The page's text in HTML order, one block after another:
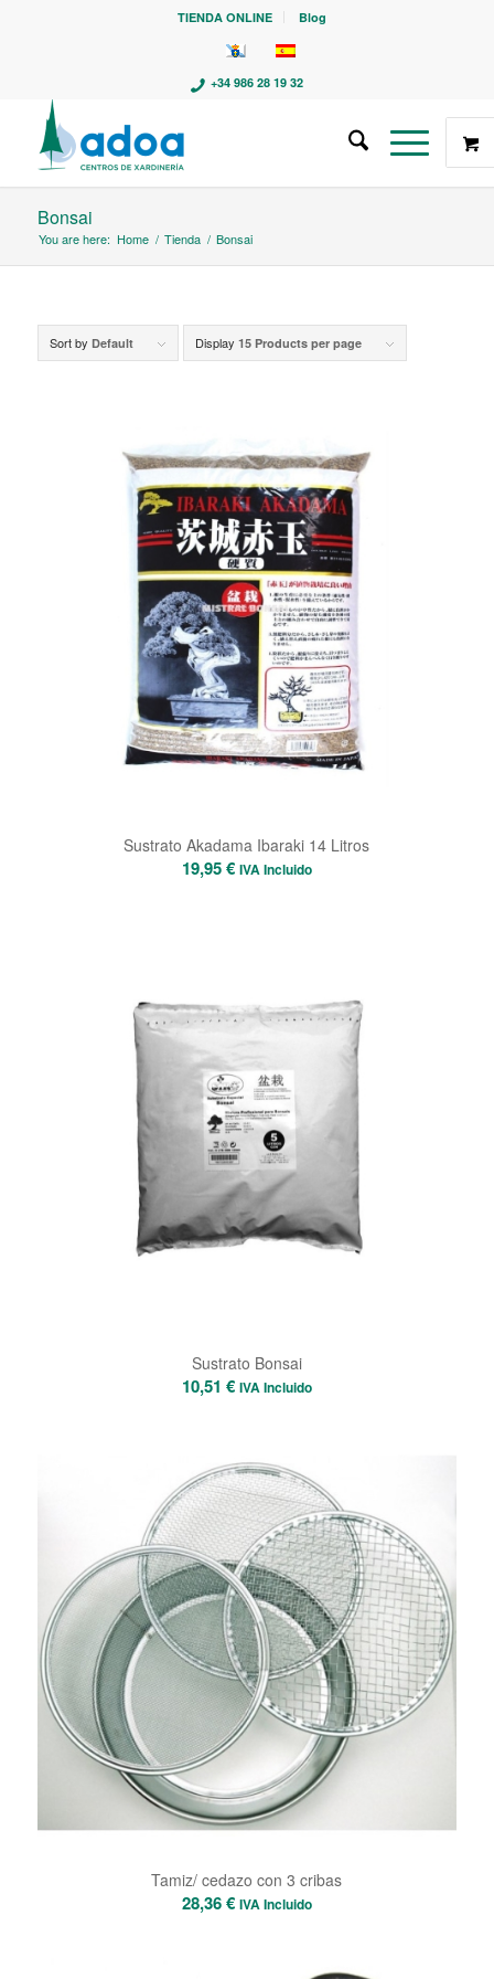
TIENDA ONLINE Blog
+34 986 28 19 32
Bonsai
You are here: Home / Tienda / Bonsai
Sort by Default Display 15 Products per page
Sustrato Akadama Ibaraki 14 Litros
19,95€ IVA Incluido
Sustrato Bonsai
10,51 € IVA Incluido
Tamiz/ cedazo con 3 cribas
28,36€ IVA Incluido